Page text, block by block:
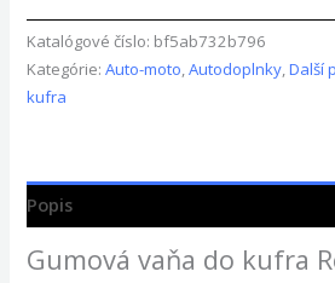
Katalógové číslo: bf5ab732b796
Kategórie:Auto-moto,Autodoplnky,Další
kufra
Popis
Gumová vaňa do kufra